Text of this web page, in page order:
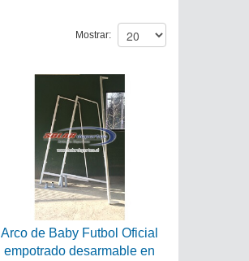
Mostrar:
Arco de Baby Futbol Oficial
empotrado desarmable en